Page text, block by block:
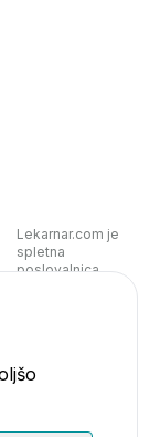
Lekarnar.com je
spletna
poslovalnica